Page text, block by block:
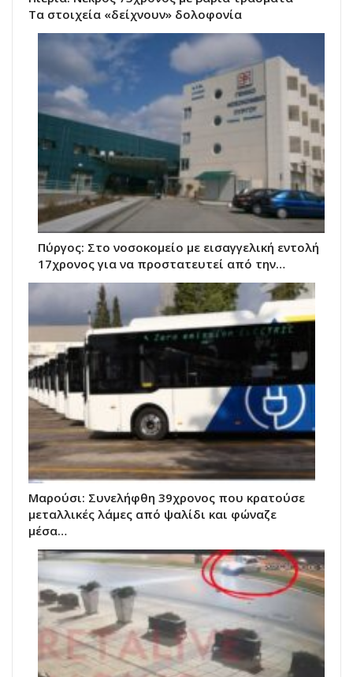
Τα στοιχεία «δείχνουν» δολοφονία
Πύργος: Στο νοσοκομείο με εισαγγελική εντολή
17χρονος για να προστατευτεί από την…
Μαρούσι: Συνελήφθη 39χρονος που κρατούσε
μεταλλικές λάμες από ψαλίδι και φώναζε
μέσα…